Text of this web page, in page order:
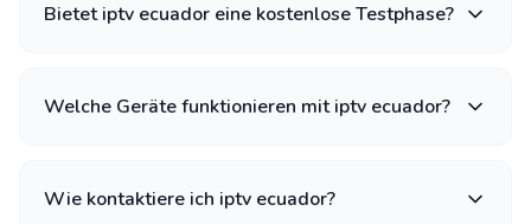
Bietet iptv ecuador eine kostenlose Testphase?
Welche Geräte funktionieren mit iptv ecuador?
Wie kontaktiere ich iptv ecuador?